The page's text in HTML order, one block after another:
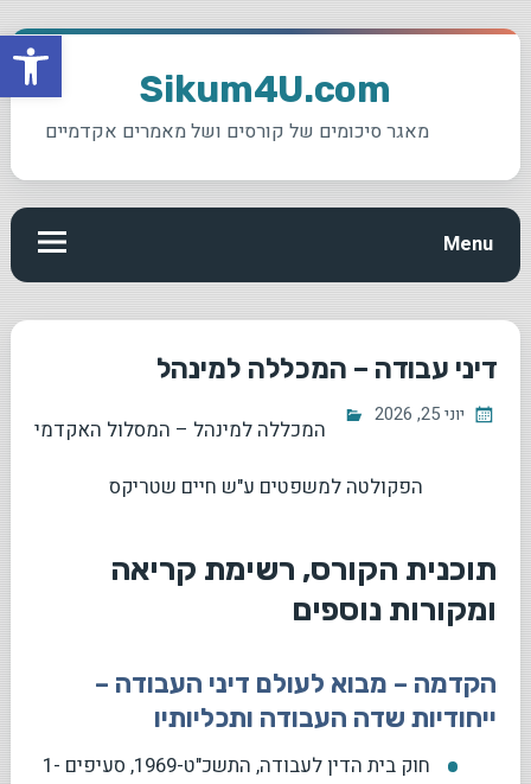
פתח
Skip
Sikum4U.com
מאגר סיכומים של קורסים ושל מאמרים אקדמיים
Menu
דיני עבודה – המכללה למינהל
יוני 25, 2026
המכללה למינהל – המסלול האקדמי
הפקולטה למשפטים ע"ש חיים שטריקס
תוכנית הקורס, רשימת קריאה
ומקורות נוספים
הקדמה – מבוא לעולם דיני העבודה –
ייחודיות שדה העבודה ותכליותיו
חוק בית הדין לעבודה, התשכ"ט-1969, סעיפים 1-